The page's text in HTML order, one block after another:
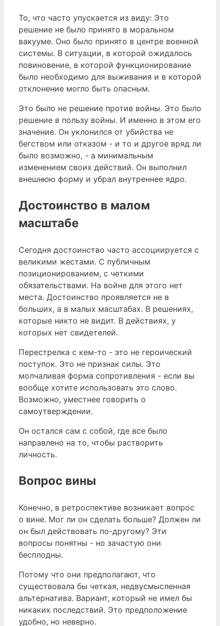
То, что часто упускается из виду: Это
решение не было принято в моральном
вакууме. Оно было принято в центре военной
системы. В ситуации, в которой ожидалось
повиновение, в которой функционирование
было необходимо для выживания и в которой
отклонение могло быть опасным.
Это было не решение против войны. Это было
решение в пользу войны. И именно в этом его
значение. Он уклонился от убийства не
бегством или отказом - и то и другое вряд ли
было возможно, - а минимальным
изменением своих действий. Он выполнил
внешнюю форму и убрал внутреннее ядро.
Достоинство в малом
масштабе
Сегодня достоинство часто ассоциируется с
великими жестами. С публичным
позиционированием, с четкими
обязательствами. На войне для этого нет
места. Достоинство проявляется не в
больших, а в малых масштабах. В решениях,
которые никто не видит. В действиях, у
которых нет свидетелей.
Перестрелка с кем-то - это не героический
поступок. Это не признак силы. Это
молчаливая форма сопротивления - если вы
вообще хотите использовать это слово.
Возможно, уместнее говорить о
самоутверждении.
Он остался сам с собой, где все было
направлено на то, чтобы растворить
личность.
Вопрос вины
Конечно, в ретроспективе возникает вопрос
о вине. Мог ли он сделать больше? Должен ли
он был действовать по-другому? Эти
вопросы понятны - но зачастую они
бесплодны.
Потому что они предполагают, что
существовала бы четкая, недвусмысленная
альтернатива. Вариант, который не имел бы
никаких последствий. Это предположение
удобно, но неверно.